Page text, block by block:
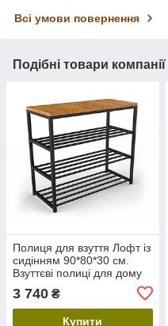
Всі умови повернення
Подібні товари компанії
Полиця для взуття Лофт із
сидінням 90*80*30 см.
Взуттєві полиці для дому
та офісу. Меблі у стилі Loft
3 740 ₴
Купити